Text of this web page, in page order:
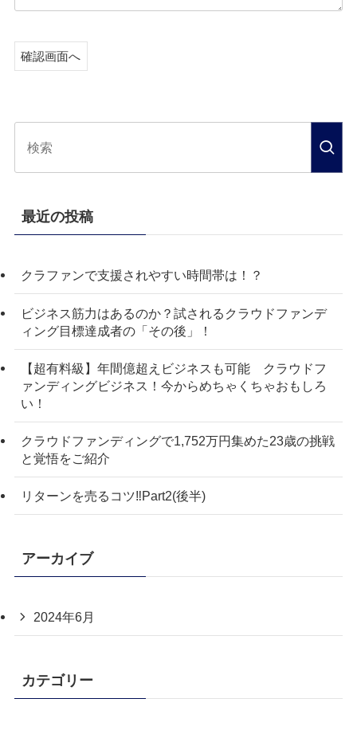
最近の投稿
クラファンで支援されやすい時間帯は！？
ビジネス筋力はあるのか？試されるクラウドファンデ
ィング目標達成者の「その後」！
【超有料級】年間億超えビジネスも可能 クラウドフ
ァンディングビジネス！今からめちゃくちゃおもしろ
い！
クラウドファンディングで1,752万円集めた23歳の挑戦
と覚悟をご紹介
リターンを売るコツ‼️Part2(後半)
アーカイブ
2024年6月
カテゴリー